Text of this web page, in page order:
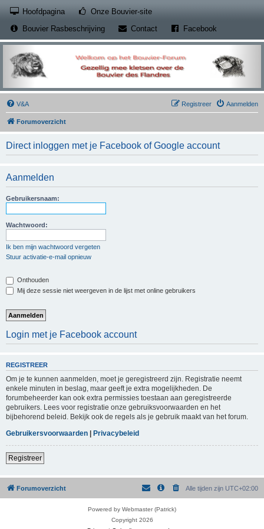
Hoofdpagina Onze Bouvier-site(Opens a new tab)
Bouvier Rasbeschrijving
Contact(Opens a new tab)
Facebook
V&A Aanmelden
Registreer
Forumoverzicht
Direct inloggen met je Facebook of Google account
Aanmelden
Gebruikersnaam:
Wachtwoord:
Ik ben mijn wachtwoord vergeten
Stuur activatie-e-mail opnieuw
Onthouden
Mij deze sessie niet weergeven in de lijst met online gebruikers
Login met je Facebook account
REGISTREER
Om je te kunnen aanmelden, moet je geregistreerd zijn. Registratie neemt
enkele minuten in beslag, maar geeft je extra mogelijkheden. De
forumbeheerder kan ook extra permissies toestaan aan geregistreerde
gebruikers. Lees voor registratie onze gebruiksvoorwaarden en het
bijbehorend beleid. Bekijk ook de regels als je gebruik maakt van het forum.
Gebruikersvoorwaarden | Privacybeleid
Registreer
Forumoverzicht Alle tijden zijn UTC+02:00
Powered by Webmaster (Patrick)
Copyright 2026